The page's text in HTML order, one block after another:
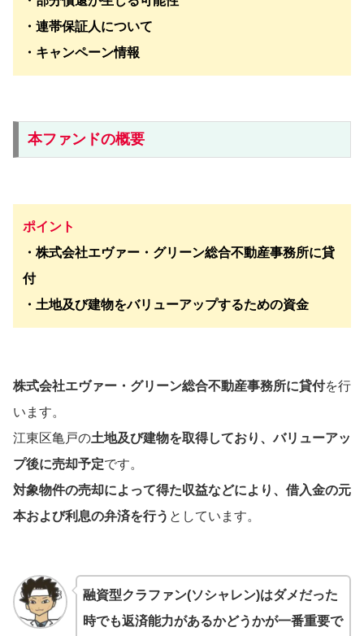
・連帯保証人について
・キャンペーン情報
本ファンドの概要
ポイント
・株式会社エヴァー・グリーン総合不動産事務所に貸
付
・土地及び建物をバリューアップするための資金
株式会社エヴァー・グリーン総合不動産事務所に貸付を行
います。
江東区亀戸の土地及び建物を取得しており、バリューアッ
プ後に売却予定です。
対象物件の売却によって得た収益などにより、借入金の元
本および利息の弁済を行う としています。
融資型クラファン(ソシャレン)はダメだった
時でも返済能力があるかどうかが一番重要で